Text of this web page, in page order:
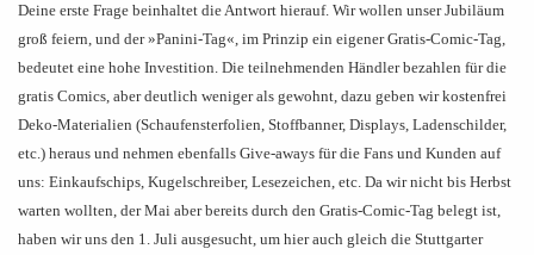
Deine erste Frage beinhaltet die Antwort hierauf. Wir wollen unser Jubiläum
groß feiern, und der»Panini-Tag«, im Prinzip ein eigener Gratis-Comic-Tag,
bedeutet eine hohe Investition. Die teilnehmenden Händler bezahlen für die
gratis Comics, aber deutlich weniger als gewohnt, dazu geben wir kostenfrei
Deko-Materialien (Schaufensterfolien, Stoffbanner, Displays, Ladenschilder,
etc.) heraus und nehmen ebenfalls Give-aways für die Fans und Kunden auf
uns: Einkaufschips, Kugelschreiber, Lesezeichen, etc. Da wir nicht bis Herbst
warten wollten, der Mai aber bereits durch den Gratis-Comic-Tag belegt ist,
haben wir uns den 1. Juli ausgesucht, um hier auch gleich die Stuttgarter